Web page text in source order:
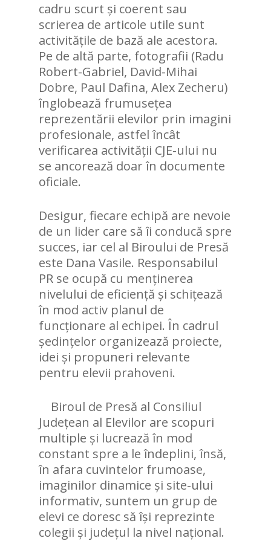
cadru scurt și coerent sau
scrierea de articole utile sunt
activitățile de bază ale acestora.
Pe de altă parte, fotografii (Radu
Robert-Gabriel, David-Mihai
Dobre, Paul Dafina, Alex Zecheru)
înglobează frumusețea
reprezentării elevilor prin imagini
profesionale, astfel încât
verificarea activității CJE-ului nu
se ancorează doar în documente
oficiale.
Desigur, fiecare echipă are nevoie
de un lider care să îi conducă spre
succes, iar cel al Biroului de Presă
este Dana Vasile. Responsabilul
PR se ocupă cu menținerea
nivelului de eficiență și schițează
în mod activ planul de
funcționare al echipei. În cadrul
ședințelor organizează proiecte,
idei și propuneri relevante
pentru elevii prahoveni.
Biroul de Presă al Consiliul
Județean al Elevilor are scopuri
multiple și lucrează în mod
constant spre a le îndeplini, însă,
în afara cuvintelor frumoase,
imaginilor dinamice și site-ului
informativ, suntem un grup de
elevi ce doresc să își reprezinte
colegii și județul la nivel național.
ACASĂ
DESPRE NOI
PARTENERI
DOCUMENTE
BLOG
POZIȚII ȘI
CONTACT